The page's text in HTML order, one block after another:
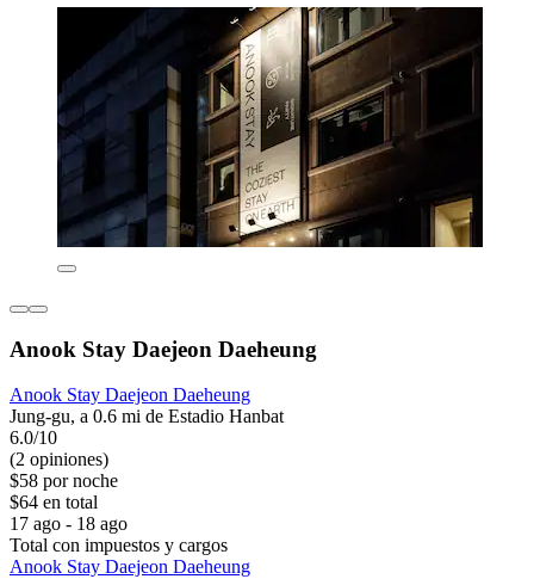
Anook Stay Daejeon Daeheung
Anook Stay Daejeon Daeheung
Jung-gu, a 0.6 mi de Estadio Hanbat
6.0/10
(2 opiniones)
$58 por noche
$64 en total
17 ago - 18 ago
Total con impuestos y cargos
Anook Stay Daejeon Daeheung